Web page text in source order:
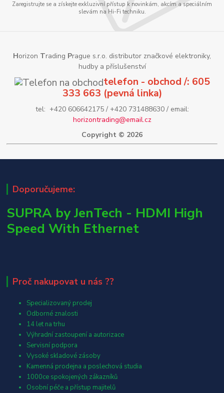
Zaregistrujte se a získejte exkluzivní přístup k novinkám, akcím a speciálním
slevám na Hi-Fi techniku.
Horizon Trading Prague s.r.o. distributor značkové elektroniky,
hudby a příslušenství
telefon - obchod /: 605
333 663 (pevná linka)
tel: +420 606642175 / +420 731488630 / email:
horizontrading@email.cz
Copyright © 2026
Doporučujeme:
SUPRA by JenTech - HDMI High
Speed With Ethernet
Proč nakupovat u nás ??
Specializovaný prodej
Odborné znalosti
14 let na trhu
Výhradní zastoupení a autorizace
Servisní podpora
Vysoké skladové zásoby
Kamenná prodejna a poslechová studia
1000ce spokojených zákazníků
Osobní péče a přístup majitelů